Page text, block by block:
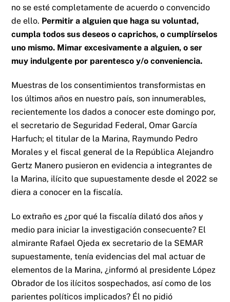
no se esté completamente de acuerdo o convencido
de ello. Permitir a alguien que haga su voluntad,
cumpla todos sus deseos o caprichos, o cumplírselos
uno mismo. Mimar excesivamente a alguien, o ser
muy indulgente por parentesco y/o conveniencia.
Muestras de los consentimientos transformistas en
los últimos años en nuestro país, son innumerables,
recientemente los dados a conocer este domingo por,
el secretario de Seguridad Federal, Omar García
Harfuch; el titular de la Marina, Raymundo Pedro
Morales y el fiscal general de la República Alejandro
Gertz Manero pusieron en evidencia a integrantes de
la Marina, ilícito que supuestamente desde el 2022 se
diera a conocer en la fiscalía.
Lo extraño es ¿por qué la fiscalía dilató dos años y
medio para iniciar la investigación consecuente? El
almirante Rafael Ojeda ex secretario de la SEMAR
supuestamente, tenía evidencias del mal actuar de
elementos de la Marina, ¿informó al presidente López
Obrador de los ilícitos sospechados, así como de los
parientes políticos implicados? Él no pidió